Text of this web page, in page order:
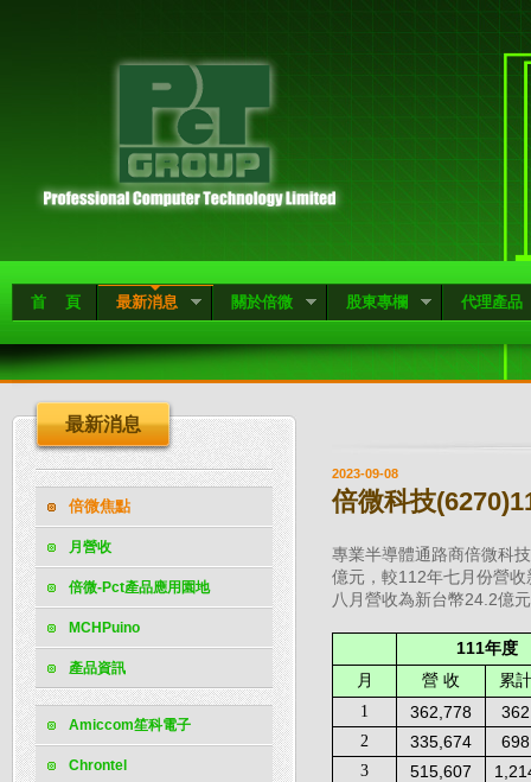
首 頁 最新消息 關於倍微 股東專欄 代理產品
最新消息
倍微焦點
月營收
倍微-Pct產品應用園地
MCHPuino
產品資訊
Amiccom笙科電子
Chrontel
2023-09-08
倍微科技
專業半導體通路商倍微科
億元，較112年七月份營
八月營收為新台幣24.2億
111年度
月
營 收
累
1
362,778
2 335,674
3 515,607